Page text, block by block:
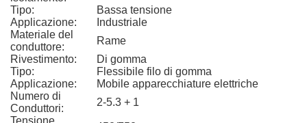
Tipo:
Bassa tensione
Applicazione:
Industriale
Materiale del
conduttore:
Rame
Rivestimento:
Di gomma
Tipo:
Flessibile filo di gomma
Applicazione:
Mobile apparecchiature elettriche
Numero di
Conduttori:
2-5.3 + 1
Tensione